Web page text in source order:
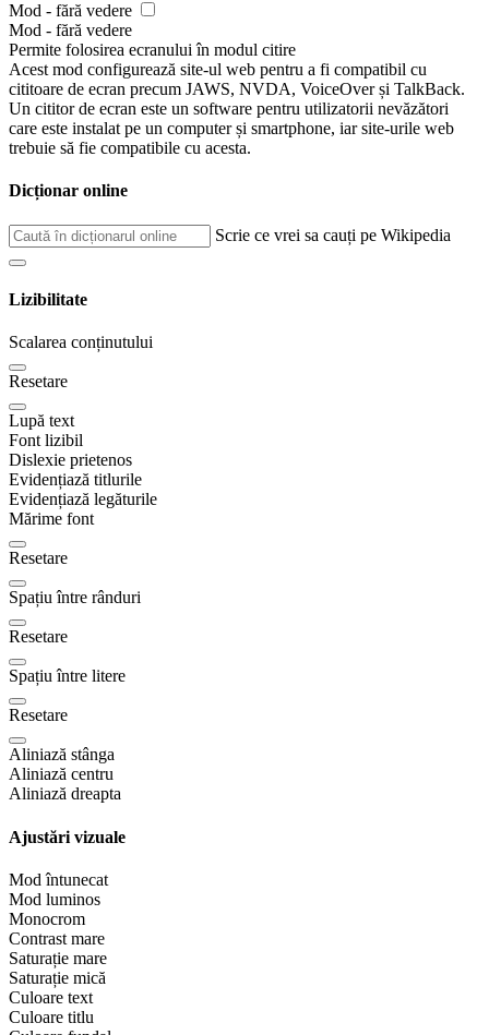
Mod - fără vedere
Mod - fără vedere
Permite folosirea ecranului în modul citire
Acest mod configurează site-ul web pentru a fi compatibil cu
cititoare de ecran precum JAWS, NVDA, VoiceOver și TalkBack.
Un cititor de ecran este un software pentru utilizatorii nevăzători
care este instalat pe un computer și smartphone, iar site-urile web
trebuie să fie compatibile cu acesta.
Dicționar online
Scrie ce vrei sa cauți pe Wikipedia
Lizibilitate
Scalarea conținutului
Resetare
Lupă text
Font lizibil
Dislexie prietenos
Evidențiază titlurile
Evidențiază legăturile
Mărime font
Resetare
Spațiu între rânduri
Resetare
Spațiu între litere
Resetare
Aliniază stânga
Aliniază centru
Aliniază dreapta
Ajustări vizuale
Mod întunecat
Mod luminos
Monocrom
Contrast mare
Saturație mare
Saturație mică
Culoare text
Culoare titlu